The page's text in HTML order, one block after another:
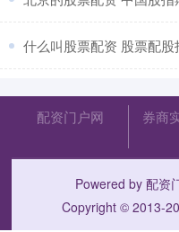
什么叫股票配资 股票配
配资门户网
券商
Powered by 配资
Copyright © 2013-